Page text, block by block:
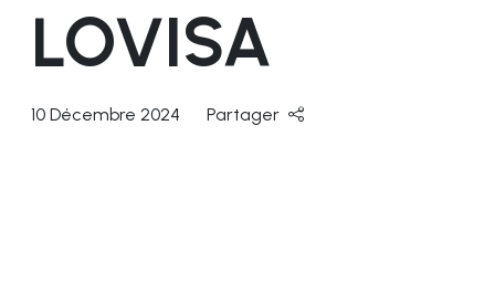
LOVISA
10 Décembre 2024 Partager